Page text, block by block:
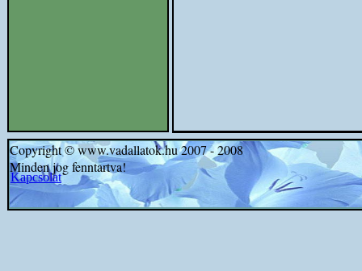
Copyright © www.vadallatok.hu 2007 - 2008
Minden jog fenntartva!
Kapcsolat